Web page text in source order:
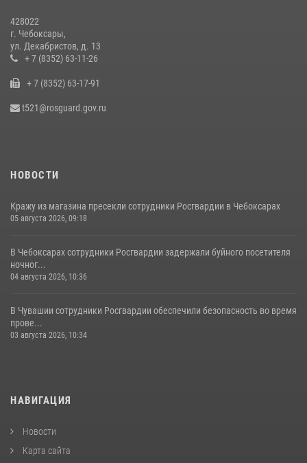
Взрывотехник ОМОН «Сувар» стал героем очередного выпуска
программы «Время СВОих» на Национальном телевидении Чувашии
21 июля 2026, 09:15
В преддверии Дня святого князя Владимира в Управлении
встреча с священнослужителем
428022
г. Чебоксары,
ул. Декабристов, д. 13
+ 7 (8352) 63-11-26
+ 7 (8352) 63-17-91
t521@rosguard.gov.ru
НОВОСТИ
Кражу из магазина пресекли сотрудники Росгвардии в Чебоксарах
05 августа 2026, 09:18
В Чебоксарах сотрудники Росгвардии задержали буйного посетителя
ночног...
04 августа 2026, 10:36
В Чувашии сотрудники Росгвардии обеспечили безопасность во время
прове...
03 августа 2026, 10:34
НАВИГАЦИЯ
Новости
Карта сайта